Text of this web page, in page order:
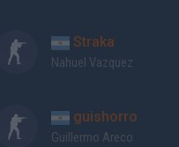
Straka
Nahuel Vazquez
guishorro
Guillermo Areco